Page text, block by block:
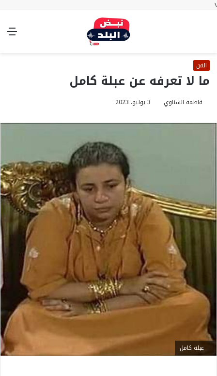
\
الوضع
الفن
ما لا تعرفه عن عبلة كامل
فاطمة الشناوي 3 يوليو، 2023
عبلة كامل